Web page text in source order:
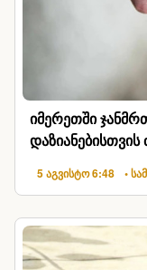
იმერეთში
5 აგვისტო 6:48 •